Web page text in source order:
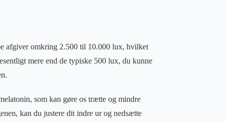
afgiver omkring 2.500 til 10.000 lux, hvilket
mere end de typiske 500 lux, du kunne
som kan gøre os trætte og mindre
kan du justere dit indre ur og nedsætte